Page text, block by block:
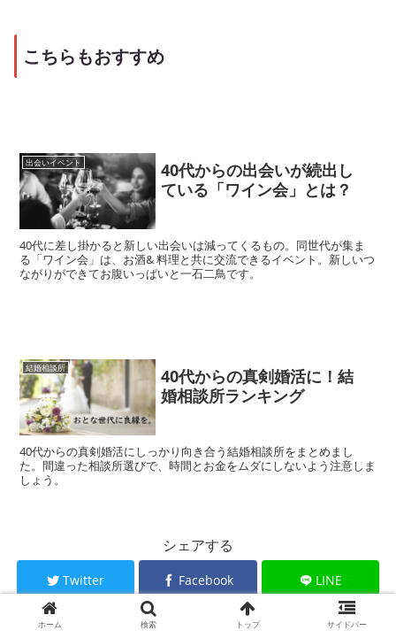
こちらもおすすめ
出会いイベント
40代からの出会いが続出し
ている「ワイン会」とは？
40代に差し掛かると新しい出会いは減ってくるもの。同世代が集ま
る「ワイン会」は、お酒& 料理と共に交流できるイベント。新しいつ
ながりができてお腹いっぱいと一石二鳥です。
結婚相談所
40代からの真剣婚活に！結
婚相談所ランキング
40代からの真剣婚活にしっかり向き合う結婚相談所をまとめまし
た。間違った相談所選びで、時間とお金をムダにしないよう注意しま
しょう。
シェアする
Twitter Facebook LINE
ホーム 検索 トップ サイドバー